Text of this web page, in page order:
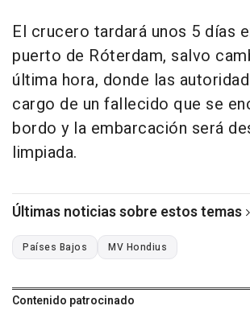
El crucero tardará unos 5 días
puerto de Róterdam, salvo
última hora, donde las
cargo de un fallecido que se
bordo y la embarcación será
limpiada.
Últimas noticias sobre estos temas
Países Bajos MV Hondius
Contenido patrocinado